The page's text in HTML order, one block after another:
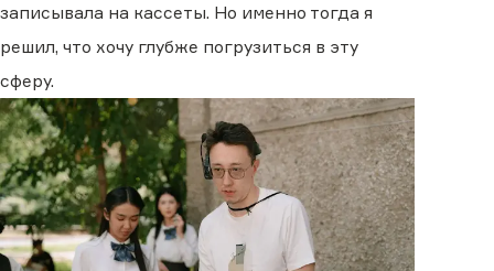
записывала на кассеты. Но именно тогда я
решил, что хочу глубже погрузиться в эту
сферу.